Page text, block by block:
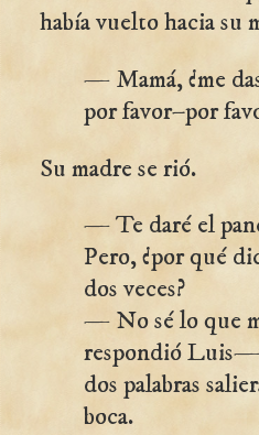
había vuelto hacia su
— Mamá, ¿me
por favor–por
Su madre se rió.
— Te daré el
Pero, ¿por qué
dos veces?
— No sé lo que
respondió Luis—
dos palabras
boca.